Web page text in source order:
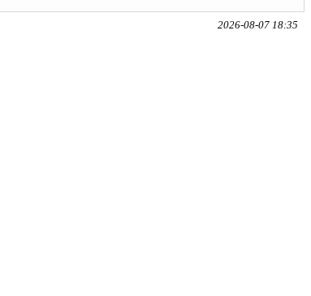
2026-08-07 18:35